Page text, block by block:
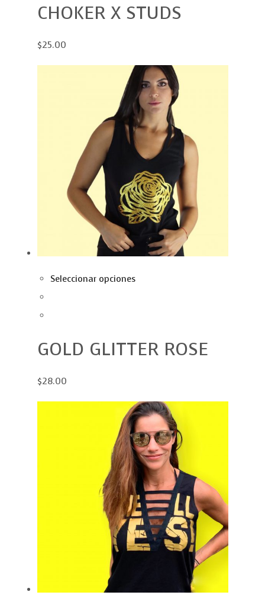
CHOKER X STUDS
$25.00
Seleccionar opciones
GOLD GLITTER ROSE
$28.00